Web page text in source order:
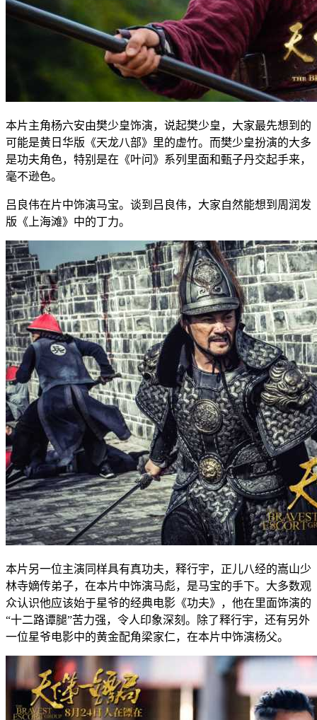
本片主角杨六安由樊少皇饰演，说起樊少皇，大家最先想到的
可能是黄日华版《天龙八部》里的虚竹。而樊少皇扮演的大多
是功夫角色，特别是在《叶问》系列里面和甄子丹交起手来，
毫不逊色。
吕良伟在片中饰演马宝。谈到吕良伟，大家自然能想到周润发
版《上海滩》中的丁力。
本片另一位主演同样具有真功夫，释行宇，正儿八经的嵩山少
林寺嫡传弟子，在本片中饰演马彪，是马宝的手下。大多数观
众认识他应该始于星爷的经典电影《功夫》，他在里面饰演的
“十二路谭腿”苦力强，令人印象深刻。除了释行宇，还有另外
一位星爷电影中的黄金配角梁家仁，在本片中饰演杨父。